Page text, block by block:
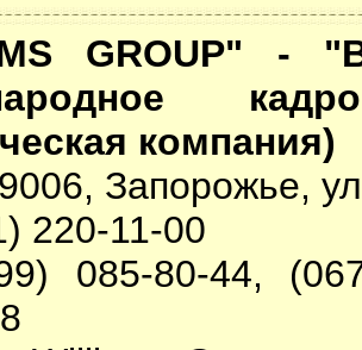
GROUP" -
компания)
Запорожье,
220-11-00
085-80-44,